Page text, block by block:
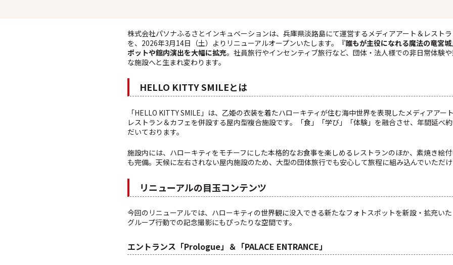
株式会社パソナふるさとインキュベーションは、兵庫県淡路島にて運営するメディアアート＆レストラ
を、2026年3月14日（土）よりリニューアルオープンいたします。『誰もが主役になれる魔法の竜宮城
ポットや館内演出を大幅に拡充。社員旅行やインセンティブ旅行など、団体・法人様での非日常体験
な施設へと生まれ変わります。
HELLO KITTY SMILEとは
「HELLO KITTY SMILE」は、乙姫の衣装を着たハローキティが住む海中世界を表現したメディアアー
レストラン＆カフェを併設する屋内型複合施設です。「食」「学び」「体験」を融合させ、年間延べ
だいております。
施設内には、ハローキティをモチーフにした本格的なお食事を楽しめるレストランのほか、素焼き絵
も完備。天候に左右されない屋内施設のため、大型の団体旅行でも安心して旅程に組み込んでいただけ
リニューアルの目玉コンテンツ
今回のリニューアルでは、ハローキティの世界観に没入できる新たなフォトスポットを新設・拡充い
グループ行動での記念撮影にもぴったりな空間です。
エントランス「Prologue」＆「PALACE ENTRANCE」